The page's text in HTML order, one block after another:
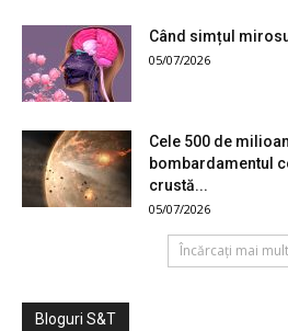
Când simțul
05/07/2026
Cele 500 de
bombardamentul
crustă...
05/07/2026
Încărcați mai
Bloguri S&T